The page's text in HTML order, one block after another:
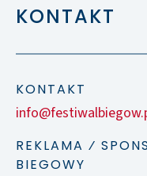
KONTAKT
KONTAKT
REKLAMA ⁄
BIEGOWY